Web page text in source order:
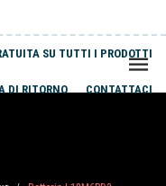
SU TUTTI I PRODOTTI
DI RITORNO CONTATTACI